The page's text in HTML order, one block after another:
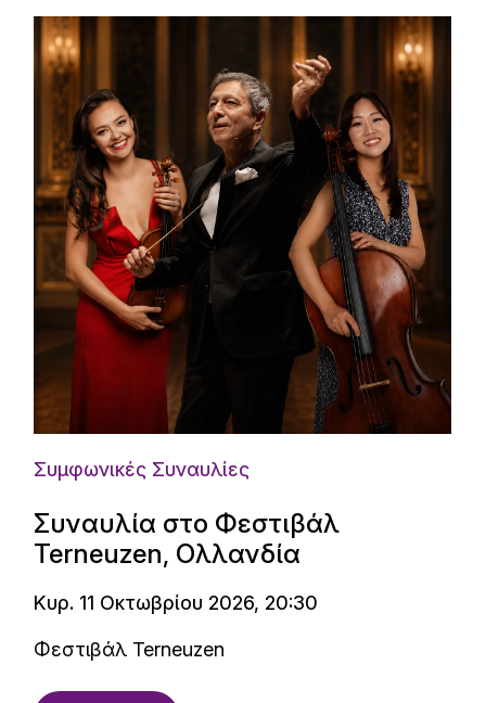
Συμφωνικές Συναυλίες
Συναυλία στο Φεστιβάλ
Terneuzen, Ολλανδία
Κυρ. 11 Οκτωβρίου 2026, 20:30
Φεστιβάλ Terneuzen